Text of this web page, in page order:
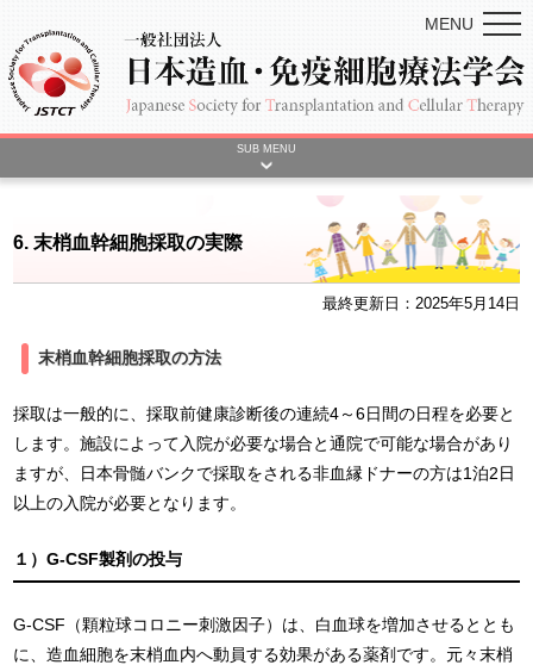
MENU
SUB MENU
6. 末梢血幹細胞採取の実際
最終更新日：2025年5月14日
末梢血幹細胞採取の方法
採取は一般的に、採取前健康診断後の連続4～6日間の日程を必要と
します。施設によって入院が必要な場合と通院で可能な場合があり
ますが、日本骨髄バンクで採取をされる非血縁ドナーの方は1泊2日
以上の入院が必要となります。
１）G-CSF製剤の投与
G-CSF（顆粒球コロニー刺激因子）は、白血球を増加させるととも
に、造血細胞を末梢血内へ動員する効果がある薬剤です。元々末梢